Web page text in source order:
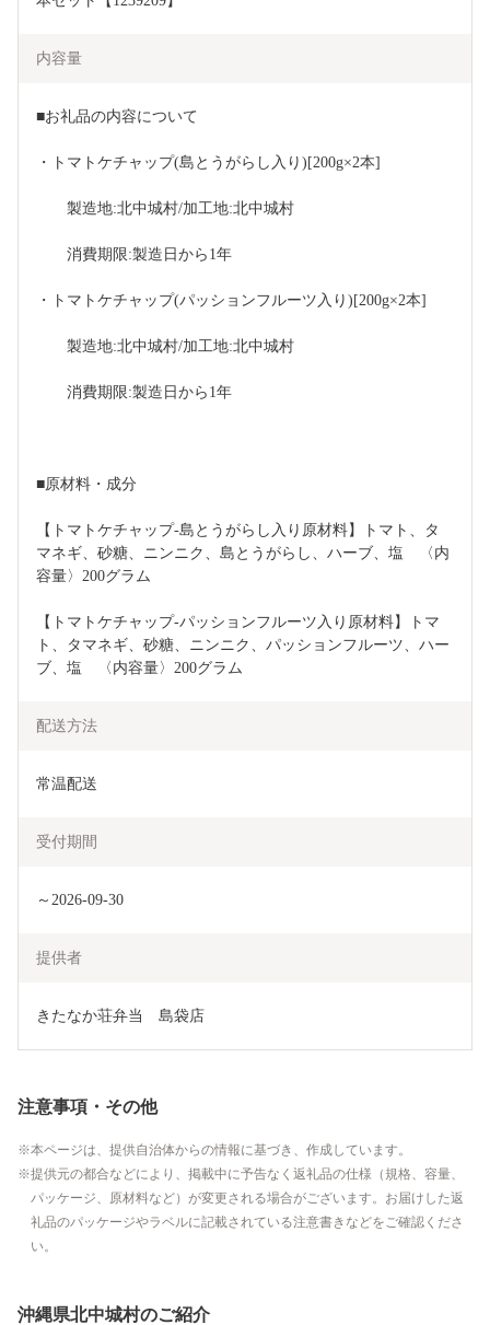
内容量
■お礼品の内容について
・トマトケチャップ(島とうがらし入り)[200g×2本]
製造地:北中城村/加工地:北中城村
消費期限:製造日から1年
・トマトケチャップ(パッションフルーツ入り)[200g×2本]
製造地:北中城村/加工地:北中城村
消費期限:製造日から1年
■原材料・成分
【トマトケチャップ‐島とうがらし入り原材料】トマト、タ
マネギ、砂糖、ニンニク、島とうがらし、ハーブ、塩　〈内
容量〉200グラム
【トマトケチャップ‐パッションフルーツ入り原材料】トマ
ト、タマネギ、砂糖、ニンニク、パッションフルーツ、ハー
ブ、塩　〈内容量〉200グラム
配送方法
常温配送
受付期間
～2026-09-30
提供者
きたなか荘弁当　島袋店
注意事項・その他
本ページは、提供自治体からの情報に基づき、作成しています。
提供元の都合などにより、掲載中に予告なく返礼品の仕様（規格、容量、
パッケージ、原材料など）が変更される場合がございます。お届けした返
礼品のパッケージやラベルに記載されている注意書きなどをご確認くださ
い。
沖縄県北中城村のご紹介